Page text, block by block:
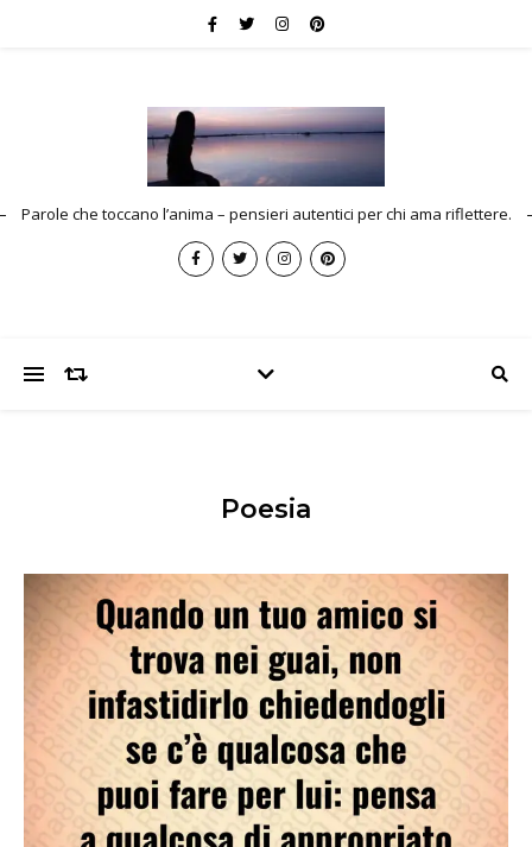
Parole che toccano l’anima – pensieri autentici per chi ama riflettere.
Poesia